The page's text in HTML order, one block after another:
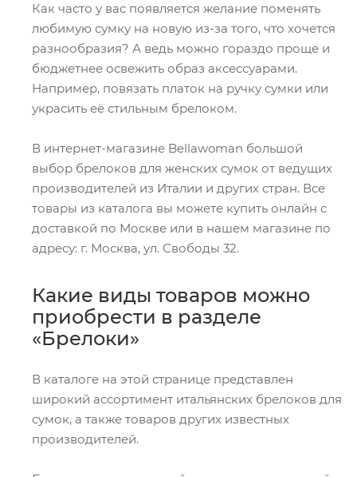
Как часто у вас появляется желание поменять
любимую сумку на новую из-за того, что хочется
разнообразия? А ведь можно гораздо проще и
бюджетнее освежить образ аксессуарами.
Например, повязать платок на ручку сумки или
украсить её стильным брелоком.
В интернет-магазине Bellawoman большой
выбор брелоков для женских сумок от ведущих
производителей из Италии и других стран. Все
товары из каталога вы можете купить онлайн с
доставкой по Москве или в нашем магазине по
адресу: г. Москва, ул. Свободы 32.
Какие виды товаров можно
приобрести в разделе
«Брелоки»
В каталоге на этой странице представлен
широкий ассортимент итальянских брелоков для
сумок, а также товаров других известных
производителей.